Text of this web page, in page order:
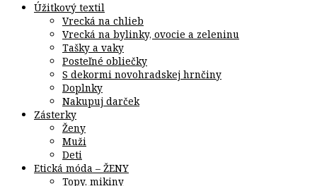
Úžitkový textil
Vrecká na chlieb
Vrecká na bylinky, ovocie a zeleninu
Tašky a vaky
Posteľné obliečky
S dekormi novohradskej hrnčiny
Doplnky
Nakupuj darček
Zásterky
Ženy
Muži
Deti
Etická móda – ŽENY
Topy, mikiny